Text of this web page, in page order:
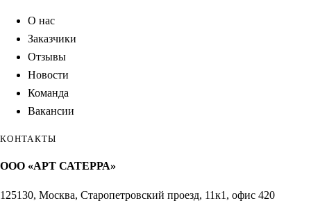
О нас
Заказчики
Отзывы
Новости
Команда
Вакансии
КОНТАКТЫ
ООО «АРТ САТЕРРА»
125130, Москва, Старопетровский проезд, 11к1, офис 420